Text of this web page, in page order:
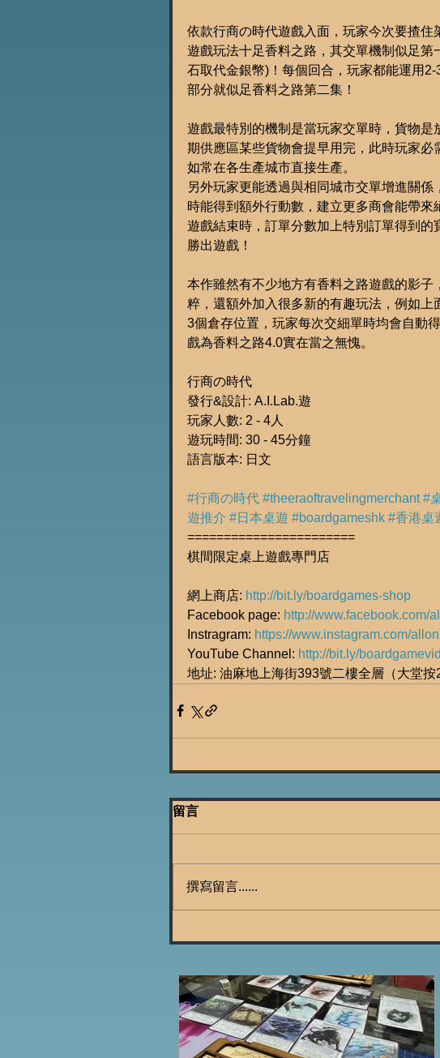
依款行商の時代遊戲入面，玩家今次要揸住
遊戲玩法十足香料之路，其交單機制似足
石取代金銀幣)！每個回合，玩家都能運用
部分就似足香料之路第二集！
遊戲最特別的機制是當玩家交單時，貨物
期供應區某些貨物會提早用完，此時玩家
如常在各生產城市直接生產。
另外玩家更能透過與相同城市交單增進關
時能得到額外行動數，建立更多商會能帶來
遊戲結束時，訂單分數加上特別訂單得到
勝出遊戲！
本作雖然有不少地方有香料之路遊戲的影
粹，還額外加入很多新的有趣玩法，例如
3個倉存位置，玩家每次交細單時均會自動
戲為香料之路4.0實在當之無愧。
行商の時代
發行&設計: A.I.Lab.遊
玩家人數: 2 - 4人
遊玩時間: 30 - 45分鐘
語言版本: 日文
#行商の時代 #theeraoftravelingmerchant #
遊推介 #日本桌遊 #boardgameshk #香港桌
=======================
棋間限定桌上遊戲專門店
網上商店: http://bit.ly/boardgames-shop
Facebook page: http://www.facebook.com/
Instragram: https://www.instagram.com/
YouTube Channel: http://bit.ly/
地址: 油麻地上海街393號二樓全層（大堂按2
留言
撰寫留言......